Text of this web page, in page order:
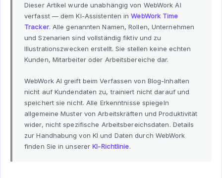
Dieser Artikel wurde unabhängig von WebWork AI
verfasst — dem KI-Assistenten inWebWork Time
Tracker. Alle genannten Namen, Rollen, Unternehmen
und Szenarien sind vollständig fiktiv und zu
Illustrationszwecken erstellt. Sie stellen keine echten
Kunden, Mitarbeiter oder Arbeitsbereiche dar.
WebWork AI greift beim Verfassen von Blog-Inhalten
nicht auf Kundendaten zu, trainiert nicht darauf und
speichert sie nicht. Alle Erkenntnisse spiegeln
allgemeine Muster von Arbeitskräften und Produktivität
wider, nicht spezifische Arbeitsbereichsdaten. Details
zur Handhabung von KI und Daten durch WebWork
finden Sie in unsererKI-Richtlinie.